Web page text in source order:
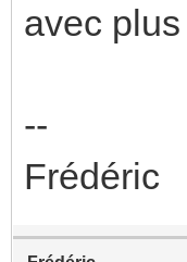
avec
--
Frédéric